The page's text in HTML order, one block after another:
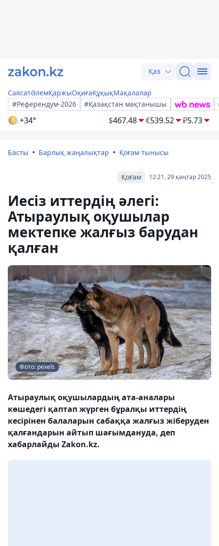
Қаз
СаясатӘлемҚаржыОқиғаҚұқықМақалалар
#Референдум-2026
#Қазақстан мақтанышы
+34° $467.48 €539.52 ₽5.73
Басты Барлық жаңалықтар Қоғам тынысы
12:21, 29 қаңтар 2025
Қоғам
Иесіз иттердің әлегі:
Атыраулық оқушылар
мектепке жалғыз барудан
қалған
Фото: pexels
Атыраулық оқушылардың ата-аналары
көшедегі қаптап жүрген бұралқы иттердің
кесірінен балаларын сабаққа жалғыз жіберуден
қалғандарын айтып шағымдануда, деп
хабарлайды Zakon.kz.